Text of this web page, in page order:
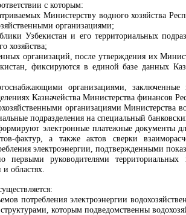
с которым:
Министерству водного хозяйства
организациями;
Узбекистан и его территориальных
хозяйства;
организаций, после утверждения их
фиксируются в единой базе данных
организациями, заключенные
Казначейства Министерства финансов
организациями Министерства
подразделения на специальный
электронные платежные документы
фактур, а также актов сверки
электроэнергии, подтвержденными
руководителями территориальных
областях.
потребления электроэнергии
которым подведомственны